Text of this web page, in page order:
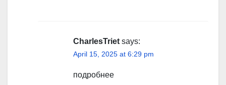
CharlesTriet says:
April 15, 2025 at 6:29 pm
подробнее